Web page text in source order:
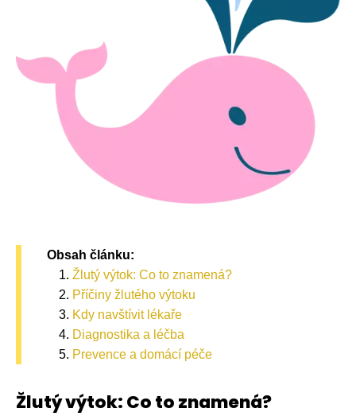
Obsah článku:
Žlutý výtok: Co to znamená?
Příčiny žlutého výtoku
Kdy navštívit lékaře
Diagnostika a léčba
Prevence a domácí péče
Žlutý výtok: Co to znamená?